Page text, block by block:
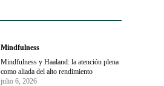
Mindfulness
Mindfulness y Haaland: la atención plena
como aliada del alto rendimiento
julio 6, 2026